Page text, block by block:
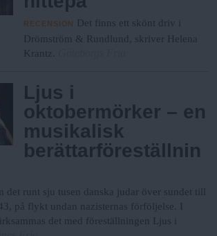
RECENSION
Det finns ett skönt driv i
Drömström & Rundlund, skriver Helena
Krantz.
Ljus i
oktobermörker – en
musikalisk
berättarföreställnin
det runt sju tusen danska judar över sundet till
på flykt undan nazisternas förföljelse. I
det med föreställningen Ljus i